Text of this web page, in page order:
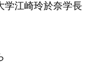
学江崎玲於奈学長